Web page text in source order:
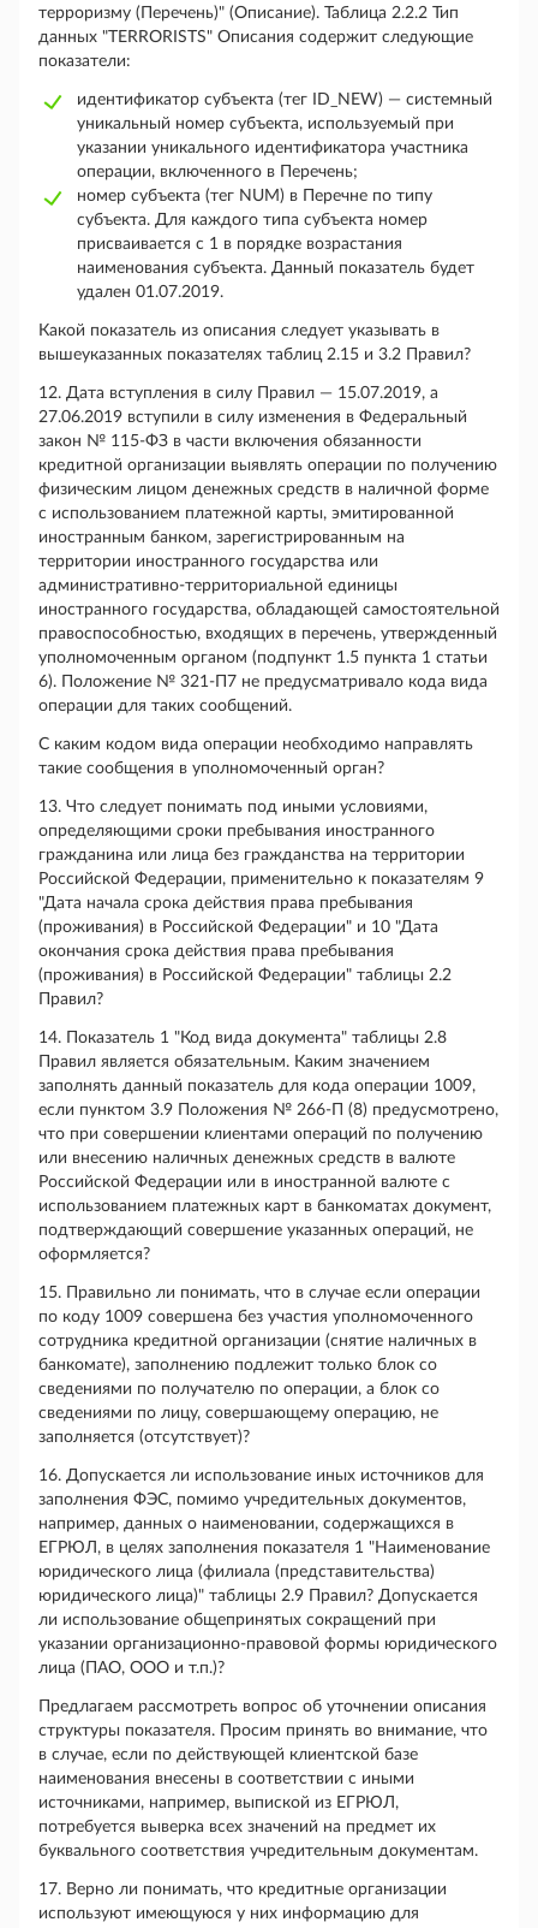
терроризму (Перечень)" (Описание). Таблица 2.2.2 Тип
данных "TERRORISTS" Описания содержит следующие
показатели:
идентификатор субъекта (тег ID_NEW) — системный
уникальный номер субъекта, используемый при
указании уникального идентификатора участника
операции, включенного в Перечень;
номер субъекта (тег NUM) в Перечне по типу
субъекта. Для каждого типа субъекта номер
присваивается с 1 в порядке возрастания
наименования субъекта. Данный показатель будет
удален 01.07.2019.
Какой показатель из описания следует указывать в
вышеуказанных показателях таблиц 2.15 и 3.2 Правил?
12. Дата вступления в силу Правил — 15.07.2019, а
27.06.2019 вступили в силу изменения в Федеральный
закон № 115-ФЗ в части включения обязанности
кредитной организации выявлять операции по получению
физическим лицом денежных средств в наличной форме
с использованием платежной карты, эмитированной
иностранным банком, зарегистрированным на
территории иностранного государства или
административно-территориальной единицы
иностранного государства, обладающей самостоятельной
правоспособностью, входящих в перечень, утвержденный
уполномоченным органом (подпункт 1.5 пункта 1 статьи
6). Положение № 321-П7 не предусматривало кода вида
операции для таких сообщений.
С каким кодом вида операции необходимо направлять
такие сообщения в уполномоченный орган?
13. Что следует понимать под иными условиями,
определяющими сроки пребывания иностранного
гражданина или лица без гражданства на территории
Российской Федерации, применительно к показателям 9
"Дата начала срока действия права пребывания
(проживания) в Российской Федерации" и 10 "Дата
окончания срока действия права пребывания
(проживания) в Российской Федерации" таблицы 2.2
Правил?
14. Показатель 1 "Код вида документа" таблицы 2.8
Правил является обязательным. Каким значением
заполнять данный показатель для кода операции 1009,
если пунктом 3.9 Положения № 266-П (8) предусмотрено,
что при совершении клиентами операций по получению
или внесению наличных денежных средств в валюте
Российской Федерации или в иностранной валюте с
использованием платежных карт в банкоматах документ,
подтверждающий совершение указанных операций, не
оформляется?
15. Правильно ли понимать, что в случае если операции
по коду 1009 совершена без участия уполномоченного
сотрудника кредитной организации (снятие наличных в
банкомате), заполнению подлежит только блок со
сведениями по получателю по операции, а блок со
сведениями по лицу, совершающему операцию, не
заполняется (отсутствует)?
16. Допускается ли использование иных источников для
заполнения ФЭС, помимо учредительных документов,
например, данных о наименовании, содержащихся в
ЕГРЮЛ, в целях заполнения показателя 1 "Наименование
юридического лица (филиала (представительства)
юридического лица)" таблицы 2.9 Правил? Допускается
ли использование общепринятых сокращений при
указании организационно-правовой формы юридического
лица (ПАО, ООО и т.п.)?
Предлагаем рассмотреть вопрос об уточнении описания
структуры показателя. Просим принять во внимание, что
в случае, если по действующей клиентской базе
наименования внесены в соответствии с иными
источниками, например, выпиской из ЕГРЮЛ,
потребуется выверка всех значений на предмет их
буквального соответствия учредительным документам.
17. Верно ли понимать, что кредитные организации
используют имеющуюся у них информацию для